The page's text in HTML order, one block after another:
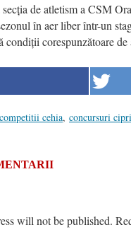
de atletism a CSM
în aer liber într-un
condiții corespunzătoare
competitii cehia, concursuri cipri
will not be published.